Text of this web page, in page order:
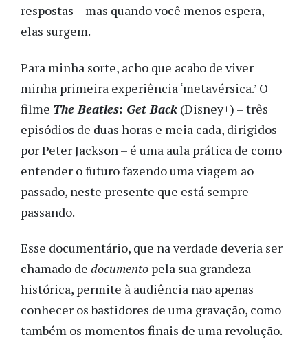
respostas – mas quando você menos espera,
elas surgem.
Para minha sorte, acho que acabo de viver
minha primeira experiência ‘metavérsica.’ O
filme The Beatles: Get Back (Disney+) – três
episódios de duas horas e meia cada, dirigidos
por Peter Jackson – é uma aula prática de como
entender o futuro fazendo uma viagem ao
passado, neste presente que está sempre
passando.
Esse documentário, que na verdade deveria ser
chamado de documento pela sua grandeza
histórica, permite à audiência não apenas
conhecer os bastidores de uma gravação, como
também os momentos finais de uma revolução.